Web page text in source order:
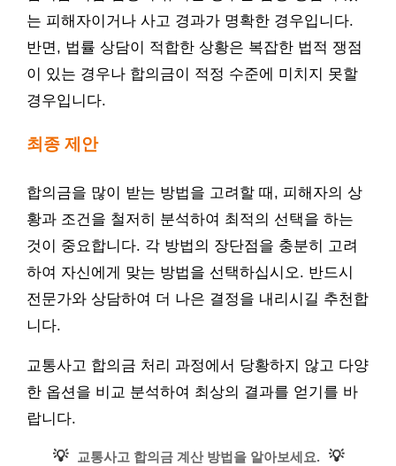
는 피해자이거나 사고 경과가 명확한 경우입니다.
반면, 법률 상담이 적합한 상황은 복잡한 법적 쟁점
이 있는 경우나 합의금이 적정 수준에 미치지 못할
경우입니다.
최종 제안
합의금을 많이 받는 방법을 고려할 때, 피해자의 상
황과 조건을 철저히 분석하여 최적의 선택을 하는
것이 중요합니다. 각 방법의 장단점을 충분히 고려
하여 자신에게 맞는 방법을 선택하십시오. 반드시
전문가와 상담하여 더 나은 결정을 내리시길 추천합
니다.
교통사고 합의금 처리 과정에서 당황하지 않고 다양
한 옵션을 비교 분석하여 최상의 결과를 얻기를 바
랍니다.
💡 교통사고 합의금 계산 방법을 알아보세요. 💡